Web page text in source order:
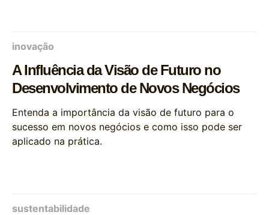
inovação
A Influência da Visão de Futuro no
Desenvolvimento de Novos Negócios
Entenda a importância da visão de futuro para o
sucesso em novos negócios e como isso pode ser
aplicado na prática.
sustentabilidade